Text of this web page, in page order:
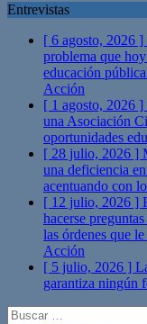
Entrevistas
[ 6 agosto, 2026 ]
problema que
educación
Acción
[ 1 agosto, 2026 ]
una Asociación
oportunidades
[ 28 julio, 2026 ]
una deficiencia
acentuando con
[ 12 julio, 2026 ]
hacerse
las órdenes que
Acción
[ 5 julio, 2026 ]
garantiza ningún
Buscar: